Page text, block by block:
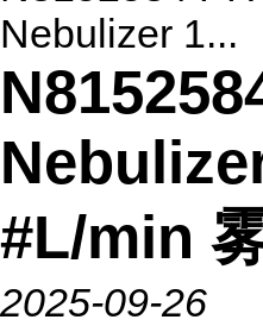
Nebulizer 1...
#L/min
2025-09-26